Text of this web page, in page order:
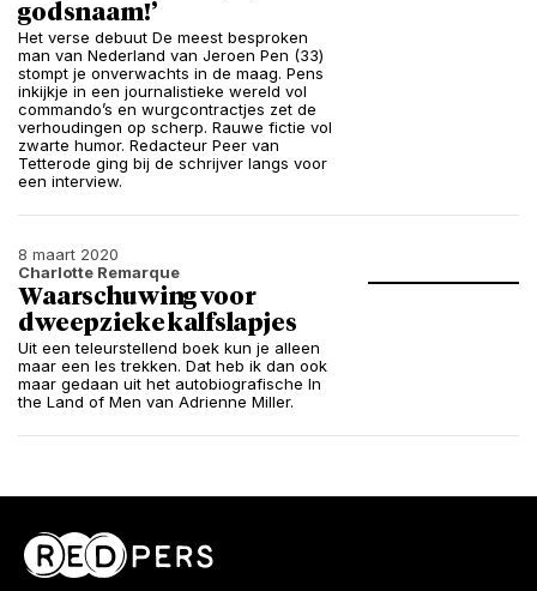
godsnaam!’
Het verse debuut De meest besproken
man van Nederland van Jeroen Pen (33)
stompt je onverwachts in de maag. Pens
inkijkje in een journalistieke wereld vol
commando’s en wurgcontractjes zet de
verhoudingen op scherp. Rauwe fictie vol
zwarte humor. Redacteur Peer van
Tetterode ging bij de schrijver langs voor
een interview.
8 maart 2020
Charlotte Remarque
Waarschuwing voor
dweepzieke kalfslapjes
Uit een teleurstellend boek kun je alleen
maar een les trekken. Dat heb ik dan ook
maar gedaan uit het autobiografische In
the Land of Men van Adrienne Miller.